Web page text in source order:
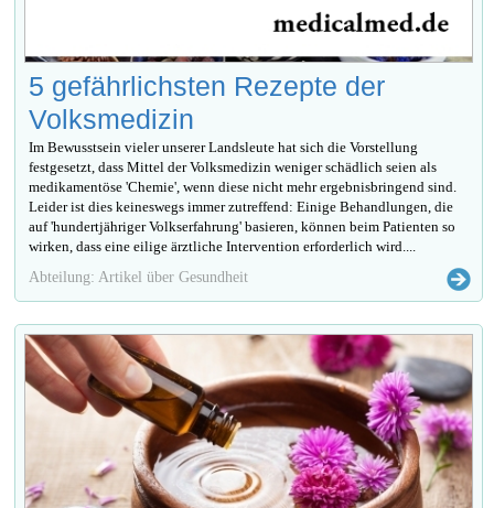
5 gefährlichsten Rezepte der
Volksmedizin
Im Bewusstsein vieler unserer Landsleute hat sich die Vorstellung
festgesetzt, dass Mittel der Volksmedizin weniger schädlich seien als
medikamentöse 'Chemie', wenn diese nicht mehr ergebnisbringend sind.
Leider ist dies keineswegs immer zutreffend: Einige Behandlungen, die
auf 'hundertjähriger Volkserfahrung' basieren, können beim Patienten so
wirken, dass eine eilige ärztliche Intervention erforderlich wird....
Abteilung: Artikel über Gesundheit